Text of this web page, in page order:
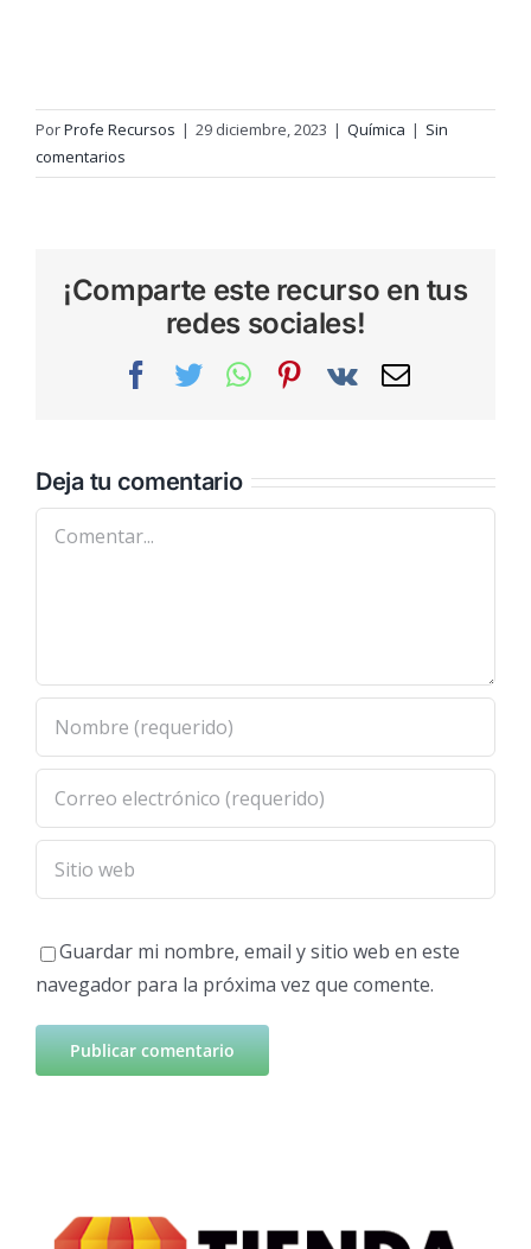
PorProfe Recursos | 29 diciembre, 2023 | Química | Sin
comentarios
¡Comparte este recurso en tus
redes sociales!
Facebook
TwitterWhatsAppPinterest
Vk
Correo
Deja tu comentario
Comentar
Guardar mi nombre, email y sitio web en este
navegador para la próxima vez que comente.